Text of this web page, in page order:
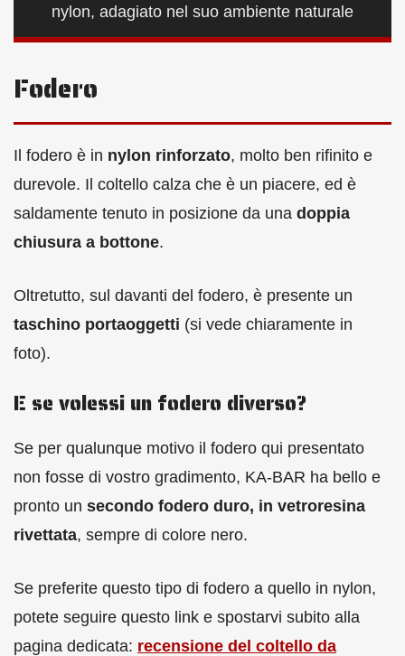
nylon, adagiato nel suo ambiente naturale
Fodero
Il fodero è in nylon rinforzato, molto ben rifinito e
durevole. Il coltello calza che è un piacere, ed è
saldamente tenuto in posizione da una doppia
chiusura a bottone.
Oltretutto, sul davanti del fodero, è presente un
taschino portaoggetti (si vede chiaramente in
foto).
E se volessi un fodero diverso?
Se per qualunque motivo il fodero qui presentato
non fosse di vostro gradimento, KA-BAR ha bello e
pronto un secondo fodero duro, in vetroresina
rivettata, sempre di colore nero.
Se preferite questo tipo di fodero a quello in nylon,
potete seguire questo link e spostarvi subito alla
pagina dedicata: recensione del coltello da